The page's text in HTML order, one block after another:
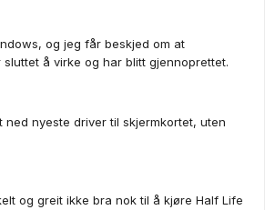
og jeg får beskjed om at
å virke og har blitt gjennoprettet.
ned nyeste driver til skjermkortet, uten
og greit ikke bra nok til å kjøre Half Life